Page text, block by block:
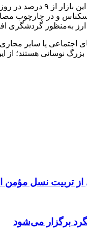
و در چارچوب مصارف
به‌منظور گردشگری
اجتماعی یا سایر
نوسانی هستند؛ از
از تربیت نسل
برگزار می‌شود